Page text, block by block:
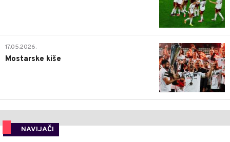
0
17.05.2026.
Mostarske kiše
NAVIJAČI